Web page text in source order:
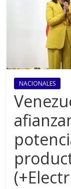
NACIONALES